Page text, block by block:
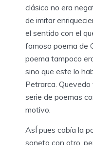
clásico no era
de imitar
el sentido con el
famoso poema de
poema tampoco
sino que este lo
Petrarca.
serie de poemas
motivo.
AsÍ pues cabía la
soneto con otro,